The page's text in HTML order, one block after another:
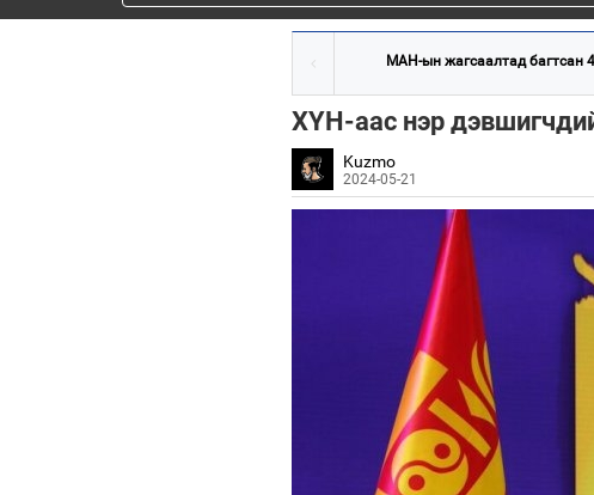
МАН-ын жагсаалтад багтсан
ХҮН-аас нэр
Kuzmo
2024-05-21